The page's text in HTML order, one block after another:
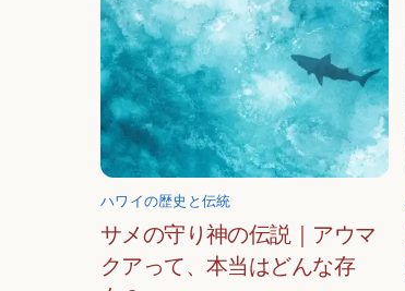
ハワイの歴史と伝統
サメの守り神の伝説｜アウマ
クアって、本当はどんな存